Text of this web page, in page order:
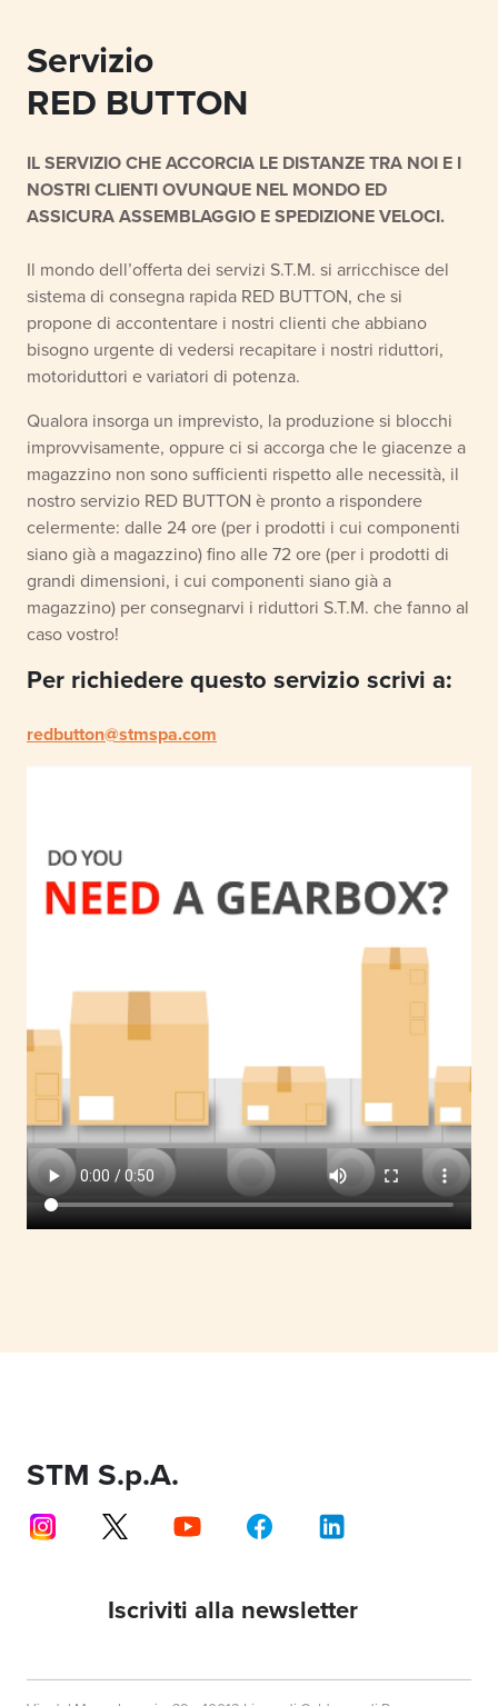
Servizio
RED BUTTON
IL SERVIZIO CHE ACCORCIA LE DISTANZE TRA NOI E I
NOSTRI CLIENTI OVUNQUE NEL MONDO ED
ASSICURA ASSEMBLAGGIO E SPEDIZIONE VELOCI.
Il mondo dell’offerta dei servizi S.T.M. si arricchisce del
sistema di consegna rapida RED BUTTON, che si
propone di accontentare i nostri clienti che abbiano
bisogno urgente di vedersi recapitare i nostri riduttori,
motoriduttori e variatori di potenza.
Qualora insorga un imprevisto, la produzione si blocchi
improvvisamente, oppure ci si accorga che le giacenze a
magazzino non sono sufficienti rispetto alle necessità, il
nostro servizio RED BUTTON è pronto a rispondere
celermente: dalle 24 ore (per i prodotti i cui componenti
siano già a magazzino) fino alle 72 ore (per i prodotti di
grandi dimensioni, i cui componenti siano già a
magazzino) per consegnarvi i riduttori S.T.M. che fanno al
caso vostro!
Per richiedere questo servizio scrivi a:
redbutton@stmspa.com
STM S.p.A.
Iscriviti alla newsletter